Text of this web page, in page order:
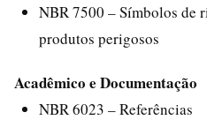
NBR 7500 – Símbolos de
produtos perigosos
Acadêmico e Documentação
NBR 6023 – Referências